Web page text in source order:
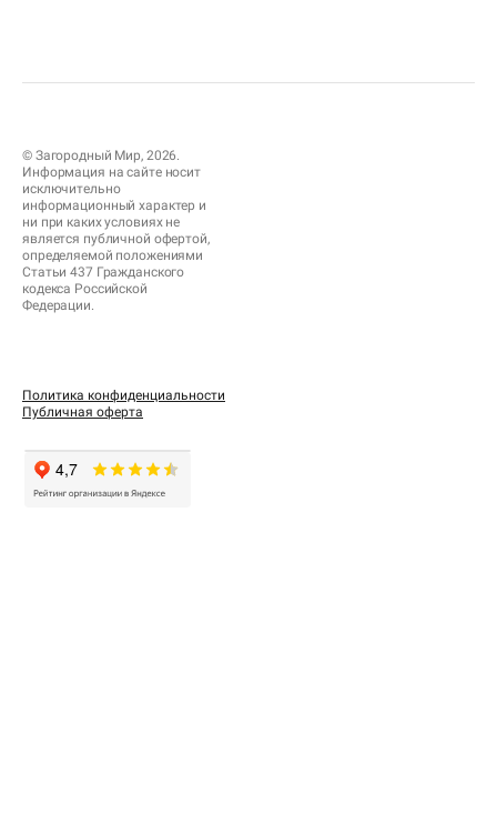
© Загородный Мир, 2026.
Информация на сайте носит
исключительно
информационный характер и
ни при каких условиях не
является публичной офертой,
определяемой положениями
Статьи 437 Гражданского
кодекса Российской
Федерации.
Политика конфиденциальности
Публичная оферта